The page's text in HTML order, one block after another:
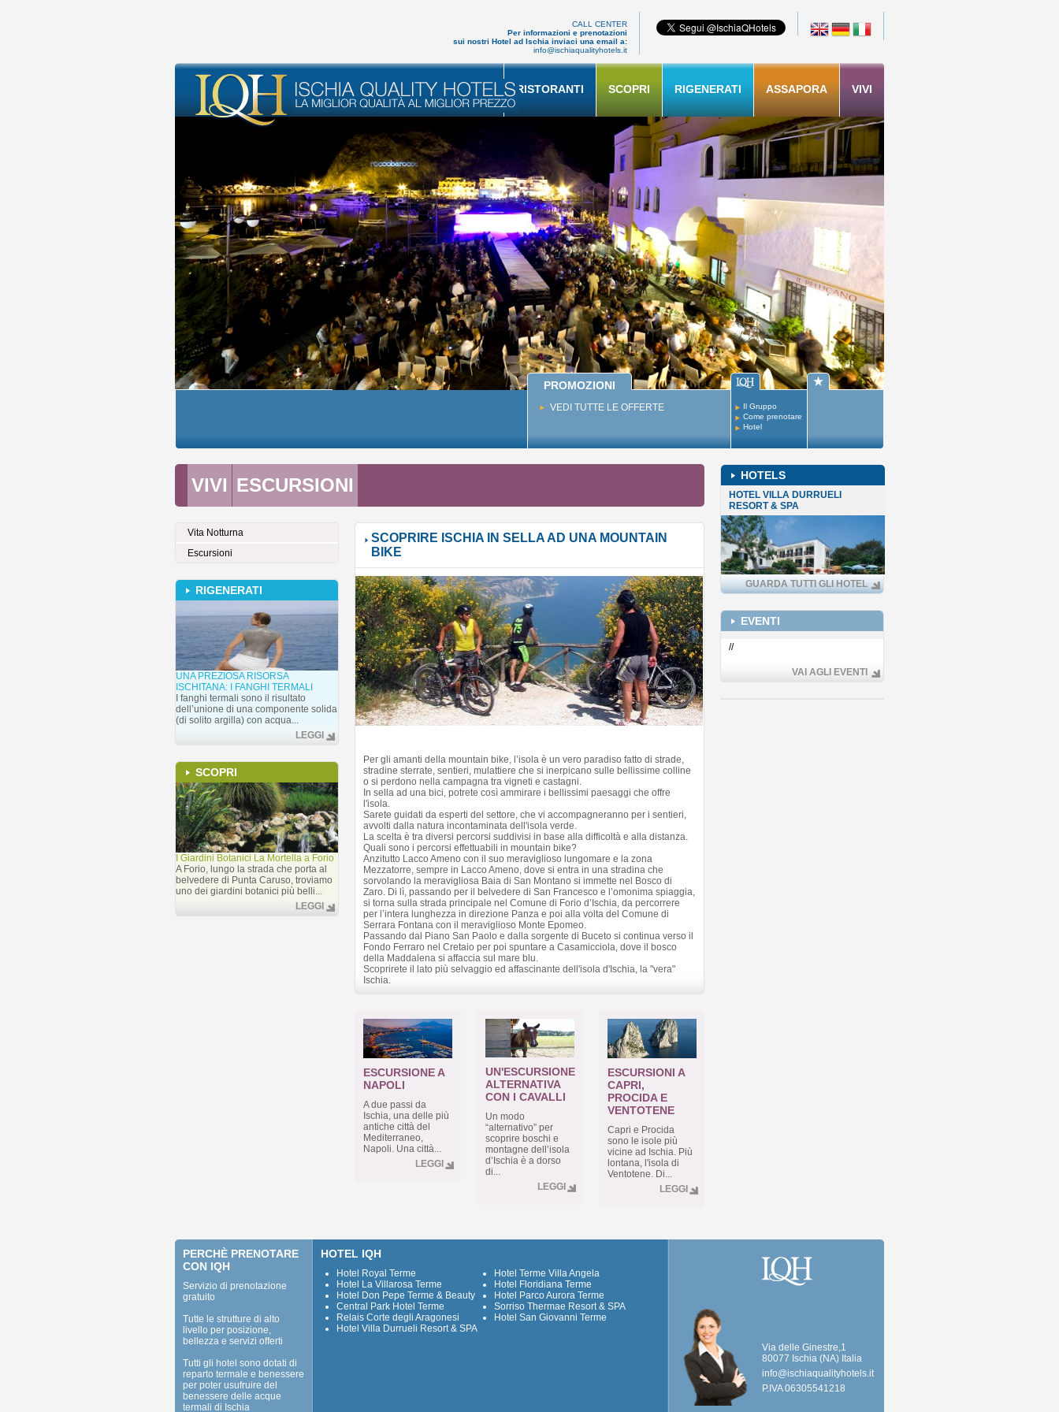
CALL CENTER
Per informazioni e prenotazioni
sui nostri Hotel ad Ischia inviaci una email a:
info@ischiaqualityhotels.it
RISTORANTI SCOPRI RIGENERATI ASSAPORA VIVI
PROMOZIONI
VEDI TUTTE LE OFFERTE
Il Gruppo
Come prenotare
Hotel
VIVI ESCURSIONI
SCOPRIRE ISCHIA IN SELLA AD UNA MOUNTAIN
BIKE
Per gli amanti della mountain bike, l’isola è un vero paradiso fatto di strade,
stradine sterrate, sentieri, mulattiere che si inerpicano sulle bellissime colline
o si perdono nella campagna tra vigneti e castagni.
In sella ad una bici, potrete così ammirare i bellissimi paesaggi che offre
l'isola.
Sarete guidati da esperti del settore, che vi accompagneranno per i sentieri,
avvolti dalla natura incontaminata dell'isola verde.
La scelta è tra diversi percorsi suddivisi in base alla difficoltà e alla distanza.
Quali sono i percorsi effettuabili in mountain bike?
Anzitutto Lacco Ameno con il suo meraviglioso lungomare e la zona
Mezzatorre, sempre in Lacco Ameno, dove si entra in una stradina che
sorvolando la meravigliosa Baia di San Montano si immette nel Bosco di
Zaro. Di lì, passando per il belvedere di San Francesco e l’omonima spiaggia,
si torna sulla strada principale nel Comune di Forio d’Ischia, da percorrere
per l’intera lunghezza in direzione Panza e poi alla volta del Comune di
Serrara Fontana con il meraviglioso Monte Epomeo.
Passando dal Piano San Paolo e dalla sorgente di Buceto si continua verso il
Fondo Ferraro nel Cretaio per poi spuntare a Casamicciola, dove il bosco
della Maddalena si affaccia sul mare blu.
Scoprirete il lato più selvaggio ed affascinante dell'isola d'Ischia, la "vera"
Ischia.
ESCURSIONE A
NAPOLI
A due passi da
Ischia, una delle più
antiche città del
Mediterraneo,
Napoli. Una città...
LEGGI
UN'ESCURSIONE
ALTERNATIVA
CON I CAVALLI
Un modo
“alternativo” per
scoprire boschi e
montagne dell’isola
d’Ischia è a dorso
di...
LEGGI
ESCURSIONI A
CAPRI,
PROCIDA E
VENTOTENE
Capri e Procida
sono le isole più
vicine ad Ischia. Più
lontana, l'isola di
Ventotene. Di...
LEGGI
Vita Notturna
Escursioni
RIGENERATI
UNA PREZIOSA RISORSA
ISCHITANA: I FANGHI TERMALI
I fanghi termali sono il risultato
dell’unione di una componente solida
(di solito argilla) con acqua...
LEGGI
SCOPRI
I Giardini Botanici La Mortella a Forio
A Forio, lungo la strada che porta al
belvedere di Punta Caruso, troviamo
uno dei giardini botanici più belli...
LEGGI
HOTELS
HOTEL VILLA DURRUELI
RESORT & SPA
Centro:500 mt
Mare:
LEGGI
GUARDA TUTTI GLI HOTEL
EVENTI
//
VAI AGLI EVENTI
PERCHÈ PRENOTARE
CON IQH
Servizio di prenotazione
gratuito
Tutte le strutture di alto
livello per posizione,
bellezza e servizi offerti
Tutti gli hotel sono dotati di
reparto termale e benessere
per poter usufruire del
benessere delle acque
termali di Ischia
HOTEL IQH
Hotel Royal Terme
Hotel Terme Villa Angela
Hotel La Villarosa Terme
Hotel Floridiana Terme
Hotel Don Pepe Terme & Beauty
Hotel Parco Aurora Terme
Central Park Hotel Terme
Sorriso Thermae Resort & SPA
Relais Corte degli Aragonesi
Hotel San Giovanni Terme
Hotel Villa Durrueli Resort & SPA
Via delle Ginestre,1
80077 Ischia (NA) Italia
info@ischiaqualityhotels.it
P.IVA 06305541218